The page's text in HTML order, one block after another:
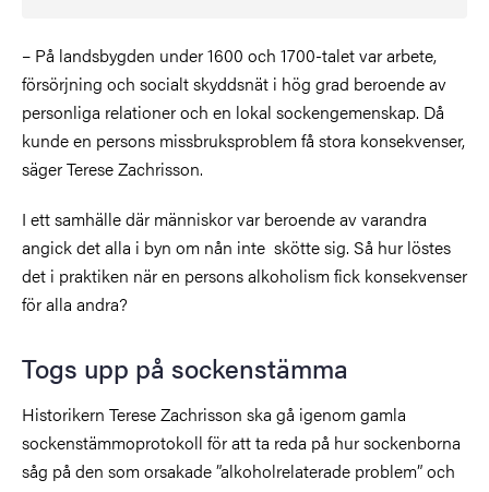
– På landsbygden under 1600 och 1700-talet var arbete,
försörjning och socialt skyddsnät i hög grad beroende av
personliga relationer och en lokal sockengemenskap. Då
kunde en persons missbruksproblem få stora konsekvenser,
säger Terese Zachrisson.
I ett samhälle där människor var beroende av varandra
angick det alla i byn om nån inte skötte sig. Så hur löstes
det i praktiken när en persons alkoholism fick konsekvenser
för alla andra?
Togs upp på sockenstämma
Historikern Terese Zachrisson ska gå igenom gamla
sockenstämmoprotokoll för att ta reda på hur sockenborna
såg på den som orsakade ”alkoholrelaterade problem” och